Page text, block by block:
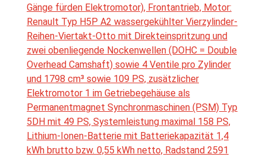
Gänge fürden Elektromotor), Frontantrieb, Motor:
Renault Typ H5P A2 wassergekühlter Vierzylinder-
Reihen-Viertakt-Otto mit Direkteinspritzung und
zwei obenliegende Nockenwellen (DOHC = Double
Overhead Camshaft) sowie 4 Ventile pro Zylinder
und 1798 cm³ sowie 109 PS, zusätzlicher
Elektromotor 1 im Getriebegehäuse als
Permanentmagnet Synchronmaschinen (PSM) Typ
5DH mit 49 PS, Systemleistung maximal 158 PS,
Lithium-Ionen-Batterie mit Batteriekapazität 1,4
kWh brutto bzw. 0,55 kWh netto, Radstand 2591